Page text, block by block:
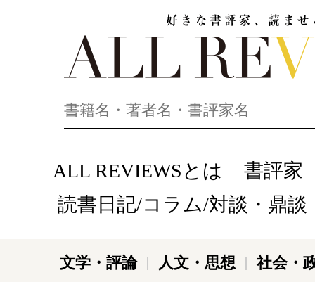
ALL REVIEWSとは
書評家
読書日記/コラム/対談・鼎談
文学・評論 人文・思想
社会・